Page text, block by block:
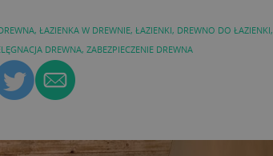
, ŁAZIENKA W DREWNIE, ŁAZIENKI, DREWNO DO ŁAZIENKI,
DREWNA, ZABEZPIECZENIE DREWNA